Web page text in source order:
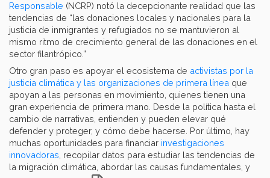
Responsable (NCRP) notó la decepcionante realidad que las
tendencias de “las donaciones locales y nacionales para la
justicia de inmigrantes y refugiados no se mantuvieron al
mismo ritmo de crecimiento general de las donaciones en el
sector filantrópico.”
Otro gran paso es apoyar el ecosistema de activistas por la
justicia climática y las organizaciones de primera línea que
apoyan a las personas en movimiento, quienes tienen una
gran experiencia de primera mano. Desde la política hasta el
cambio de narrativas, entienden y pueden elevar qué
defender y proteger, y cómo debe hacerse. Por último, hay
muchas oportunidades para financiar investigaciones
innovadoras , recopilar datos para estudiar las tendencias de
la migración climática, abordar las causas fundamentales, y